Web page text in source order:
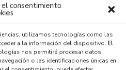
consentimiento
utilizamos tecnologías como las
a la información del dispositivo. El
nos permitirá procesar datos
o las identificaciones únicas en